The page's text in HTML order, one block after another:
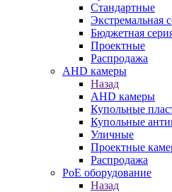
Стандартные
Экстремальная
Бюджетная
Проектные
Распродажа
AHD камеры
Назад
AHD камеры
Купольные
Купольные
Уличные
Проектные
Распродажа
PoE оборудование
Назад